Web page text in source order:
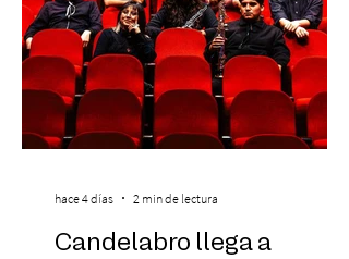
Candelabro llega a
hace 4 días 2 min de lectura